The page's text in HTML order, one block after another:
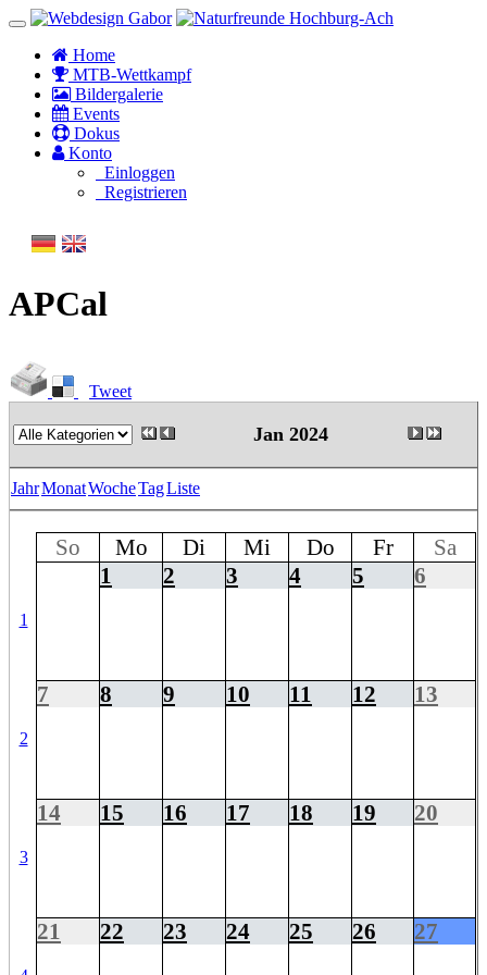
Home
MTB-Wettkampf
Bildergalerie
Events
Dokus
Konto
Einloggen
Registrieren
APCal
Tweet
Jan 2024
JahrMonatWocheTagListe
So Mo Di Mi Do Fr Sa
1
1 2 3 4 5 6
2
7 8 9 10 11 12 13
3
14 15 16 17 18 19 20
21 22 23 24 25 26 27